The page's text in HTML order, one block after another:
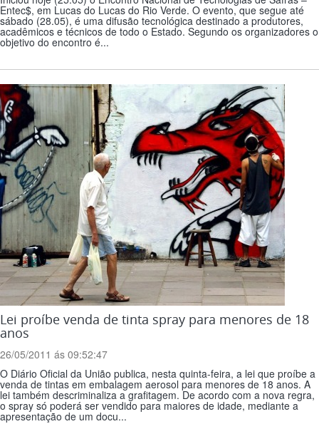
Entec$, em Lucas do Lucas do Rio Verde. O evento, que segue até
sábado (28.05), é uma difusão tecnológica destinado a produtores,
acadêmicos e técnicos de todo o Estado. Segundo os organizadores o
objetivo do encontro é...
Lei proíbe venda de tinta spray para menores de 18
anos
26/05/2011 ás 09:52:47
O Diário Oficial da União publica, nesta quinta-feira, a lei que proíbe a
venda de tintas em embalagem aerosol para menores de 18 anos. A
lei também descriminaliza a grafitagem. De acordo com a nova regra,
o spray só poderá ser vendido para maiores de idade, mediante a
apresentação de um docu...